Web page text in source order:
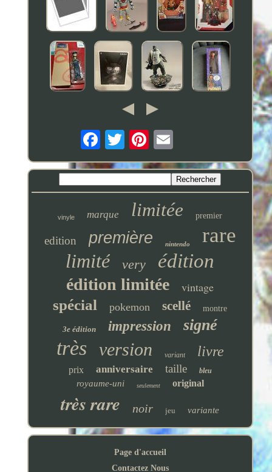
vinyle marque limitée premier
edition première nintendo rare
limité very édition
édition limitée vintage
spécial pokemon scellé montre
3e édition impression signé
très version variant livre
prix anniversaire taille bleu
royaume-uni seulement original
très rare noir jeu variante
Page d'accueil
Contactez Nous